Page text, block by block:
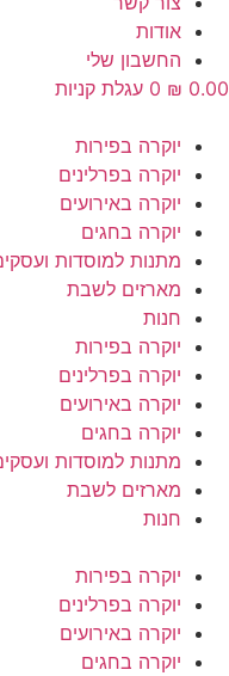
אודות
החשבון שלי
₪ 0.00
0 עגלת קניות
יוקרה בפירות
יוקרה בפרלינים
יוקרה באירועים
יוקרה בחגים
מתנות למוסדות
מארזים לשבת
חנות
יוקרה בפירות
יוקרה בפרלינים
יוקרה באירועים
יוקרה בחגים
מתנות למוסדות
מארזים לשבת
חנות
יוקרה בפירות
יוקרה בפרלינים
יוקרה באירועים
יוקרה בחגים